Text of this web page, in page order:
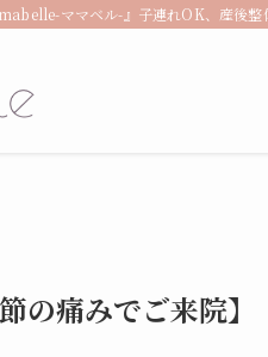
ママベル-』子連れOK、産後整
の痛みでご来院